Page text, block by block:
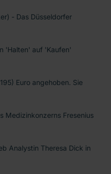
- Das Düsseldorfer
'Halten' auf 'Kaufen'
Euro angehoben. Sie
Medizinkonzerns Fresenius
Analystin Theresa Dick in